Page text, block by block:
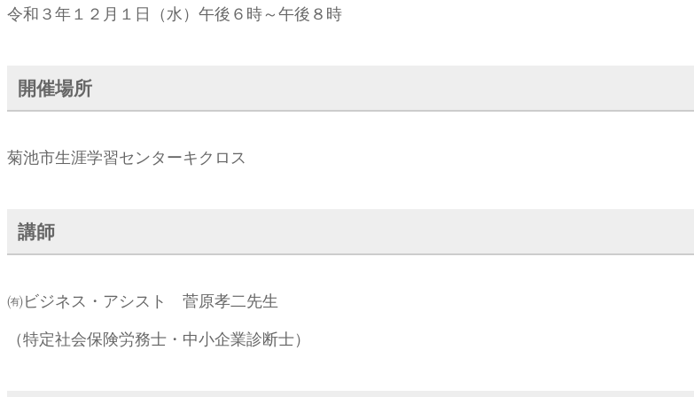
令和３年１２月１日（水）午後６時～午後８時
開催場所
菊池市生涯学習センターキクロス
講師
㈲ビジネス・アシスト 菅原孝二先生
（特定社会保険労務士・中小企業診断士）